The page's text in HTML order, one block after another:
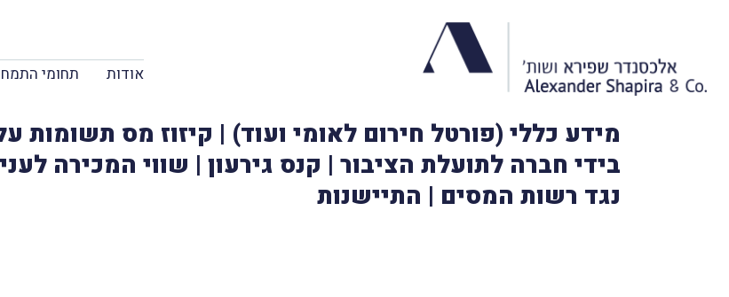
אודות תחומי
מידע כללי (פורטל חירום לאומי ועוד) | קיזוז מס
בידי חברה לתועלת הציבור | קנס גירעון | שווי המכירה
נגד רשות המסים | התיישנות